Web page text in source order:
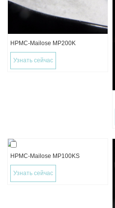
HPMC-Mailose MP200K
Узнать сейчас
HPMC-Mailose MP100KS
Узнать сейчас